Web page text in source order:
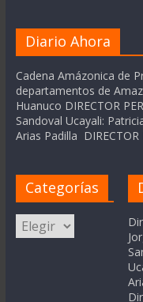
Diario Ahora
Cadena Amázonica de
departamentos de
Huanuco DIRECTOR
Sandoval Ucayali:
Arias Padilla
Categorías
Categorías